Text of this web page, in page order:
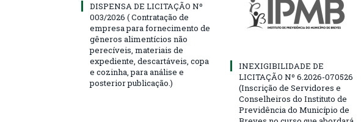
DISPENSA DE LICITAÇÃO Nº
003/2026 ( Contratação de
empresa para fornecimento de
gêneros alimentícios não
perecíveis, materiais de
expediente, descartáveis, copa
e cozinha, para análise e
posterior publicação.)
INEXIGIBILIDADE DE
LICITAÇÃO Nº 6.2026-070526
(Inscrição de Servidores e
Conselheiros do Instituto de
Previdência do Município de